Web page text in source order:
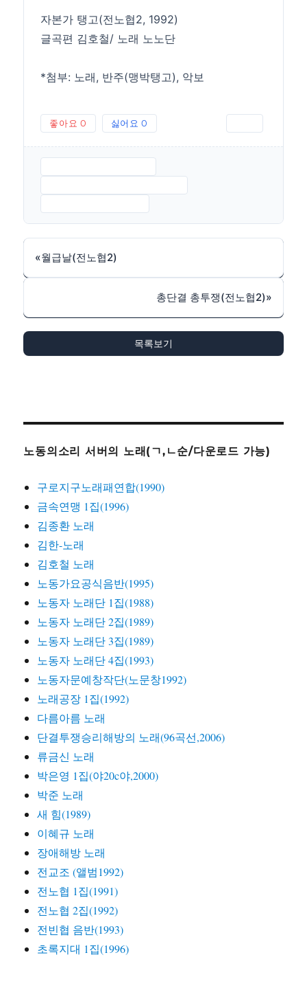
자본가 탱고(전노협2, 1992)
글곡편 김호철/ 노래 노노단
*첨부: 노래, 반주(맹박탱고), 악보
좋아요 0 싫어요 0
«월급날(전노협2)
총단결 총투쟁(전노협2)»
목록보기
노동의소리 서버의 노래(ㄱ,ㄴ순/다운로드 가능)
구로지구노래패연합(1990)
금속연맹 1집(1996)
김종환 노래
김한-노래
김호철 노래
노동가요공식음반(1995)
노동자 노래단 1집(1988)
노동자 노래단 2집(1989)
노동자 노래단 3집(1989)
노동자 노래단 4집(1993)
노동자문예창작단(노문창1992)
노래공장 1집(1992)
다름아름 노래
단결투쟁승리해방의 노래(96곡선,2006)
류금신 노래
박은영 1집(야20c야,2000)
박준 노래
새 힘(1989)
이혜규 노래
장애해방 노래
전교조 (앨범1992)
전노협 1집(1991)
전노협 2집(1992)
전빈협 음반(1993)
초록지대 1집(1996)